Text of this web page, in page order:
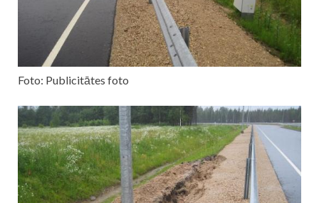
Foto: Publicitātes foto